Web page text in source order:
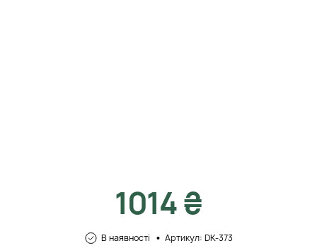
1014 ₴
В наявності Артикул: DK-373